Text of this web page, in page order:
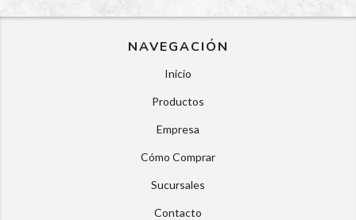
NAVEGACIÓN
Inicio
Productos
Empresa
Cómo Comprar
Sucursales
Contacto